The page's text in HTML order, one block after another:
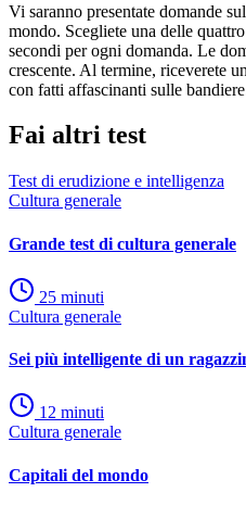
Vi saranno presentate domande
mondo. Scegliete una delle
secondi per ogni domanda. Le
crescente. Al termine, riceverete
con fatti affascinanti sulle
Fai altri test
Test di erudizione e intelligenza
Cultura generale
Grande test di cultura generale
25 minuti
Cultura generale
Sei più intelligente di un
12 minuti
Cultura generale
Capitali del mondo